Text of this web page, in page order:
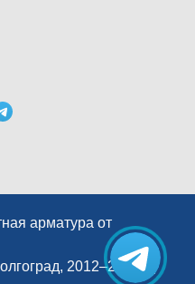
арматура от
2012–2026